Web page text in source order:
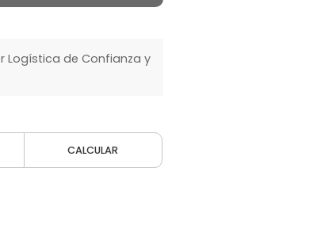
Logística de Confianza y
CALCULAR